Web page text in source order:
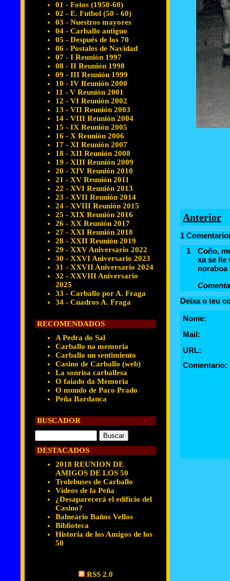
01 - Fotos (1950-60)
02 - E. Futbol (50 - 60)
03 - Nuestros mayores
04 - Carballo antiguo
05 - Después de los 70
06 - Postales de Navidad
07 - I Reunión 1997
08 - II Reunión 1998
09 - III Reunión 1999
10 - IV Reunión 2000
11 - V Reunión 2001
12 - VI Reunión 2002
13 - VII Reunión 2003
14 - VIII Reunión 2004
15 - IX Reunión 2005
16 - X Reunión 2006
17 - XI Reunión 2007
18 - XII Reunión 2008
19 - XIII Reunión 2009
20 - XIV Reunión 2010
21 - XV Reunión 2011
22 - XVI Reunión 2013
23 - XVII Reunión 2014
24 - XVIII Reunión 2015
25 - XIX Reunión 2016
26 - XX Reunión 2017
27 - XXI Reunión 2018
28 - XXII Reunión 2019
29 - XXV Aniversario 2022
30 - XXVI Aniversario 2023
31 - XXVII Aniversario 2024
32 - XXVIII Aniversario
2025
33 - Carballo por A. Fraga
34 - Cuadros A. Fraga
RECOMENDADOS
A Pedra do Sal
Carballo na memoria
Carballo un sentimiento
Casino de Carballo (web)
La sonrisa carballesa
O faiado da Memoria
O mundo de Paco Prado
Peña Bardanca
BUSCADOR
DESTACADOS
2018 REUNION DE
AMIGOS DE LOS 50
Trolebuses de Carballo
Vídeos de la Peña
¿Desaparecerá el edificio del
Casino?
Balneario Baños Vellos
Biblioteca
Historia de los Amigos de los
50
RSS 2.0
Anterior
1
1
Coño,
xa se lle
noraboa
Deixa o teu
Nome:
Mail:
URL:
Comentario: